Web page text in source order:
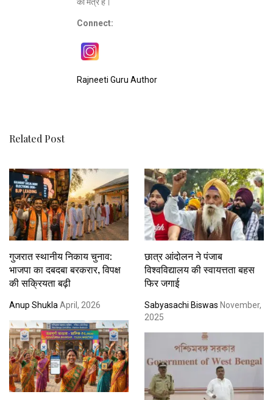
Connect:
Rajneeti Guru Author
Related Post
गुजरात स्थानीय निकाय चुनाव:
भाजपा का दबदबा बरकरार, विपक्ष
की सक्रियता बढ़ी
Anup Shukla April, 2026
छात्र आंदोलन ने पंजाब
विश्वविद्यालय की स्वायत्तता बहस
फिर जगाई
Sabyasachi Biswas November,
2025